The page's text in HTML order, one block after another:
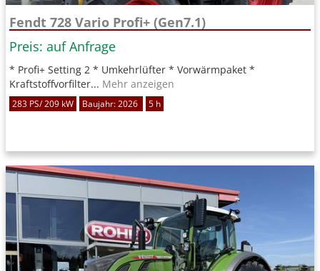
Fendt 728 Vario Profi+ (Gen7.1)
Preis: auf Anfrage
* Profi+ Setting 2 * Umkehrlüfter * Vorwärmpaket *
Kraftstoffvorfilter... Mehr anzeigen
283 PS/ 209 kW Baujahr: 2026 5 h